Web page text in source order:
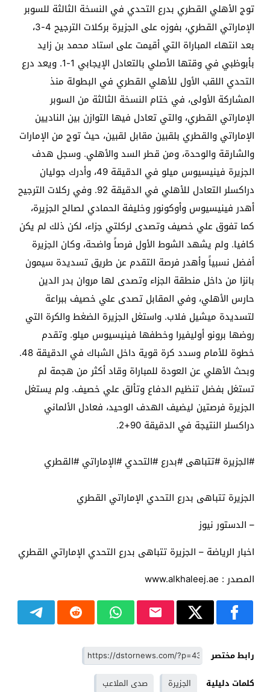
توج الأهلي القطري بدرع التحدي في النسخة الثالثة للسوبر
الإماراتي القطري، بفوزه على الجزيرة بركلات الترجيح 4-3،
بعد انتهاء المباراة التي أقيمت على استاد محمد بن زايد
بأبوظبي في وقتها الأصلي بالتعادل الإيجابي 1-1. ويعد درع
التحدي اللقب الأول للأهلي القطري في البطولة منذ
المشاركة الأولى، في ختام النسخة الثالثة من السوبر
الإماراتي القطري، والتي تعادل فيها التوازن بين الناديين
الإماراتي والقطري بلقبين مقابل لقبين، حيث توج من الإمارات
والشارقة والوحدة، ومن قطر السد والأهلي. وسجل هدف
الجزيرة فينيسيوس ميلو في الدقيقة 49، وأدرك جوليان
دراكسلر التعادل للأهلي في الدقيقة 92. وفي ركلات الترجيح
أهدر فينيسيوس وأوكونور وخليفة الحمادي لصالح الجزيرة،
كما تفوق علي خصيف وتصدى لركلتي جزاء، لكن ذلك لم يكن
كافيا. ولم يشهد الشوط الأول فرصاً واضحة، وكان الجزيرة
أفضل نسبياً وأهدر فرصة التقدم عن طريق تسديدة سيمون
بانزا من داخل منطقة الجزاء وتصدى لها مروان بدر الدين
حارس الأهلي، وفي المقابل تصدى علي خصيف ببراعة
لتسديدة ميشيل فلاب. واستغل الجزيرة الضغط والكرة التي
روضها برونو أوليفيرا وخطفها فينيسيوس ميلو. وتقدم
خطوة للأمام وسدد كرة قوية داخل الشباك في الدقيقة 48.
وبحث الأهلي عن العودة للمباراة وقاد أكثر من هجمة لم
تستغل بفضل تنظيم الدفاع وتألق علي خصيف. ولم يستغل
الجزيرة فرصتين ليضيف الهدف الوحيد، فعادل الألماني
دراكسلر النتيجة في الدقيقة 90+2.
#الجزيرة #تتباهى #بدرع #التحدي #الإماراتي #القطري
الجزيرة تتباهى بدرع التحدي الإماراتي القطري
– الدستور نيوز
اخبار الرياضة – الجزيرة تتباهى بدرع التحدي الإماراتي القطري
المصدر : www.alkhaleej.ae
رابط مختصر
كلمات دليلية
الجزيرة صدى الملاعب